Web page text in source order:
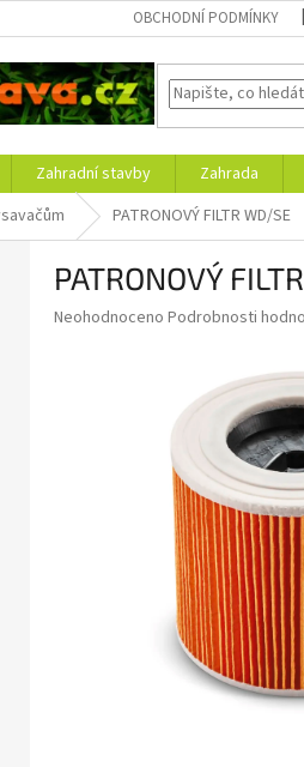
OBCHODNÍ PODMÍNKY
Zahradní stavby Zahrada
PATRONOVÝ FILTR WD/SE
PATRONOVÝ
Průměrné
Neohodnoceno Podrobnosti